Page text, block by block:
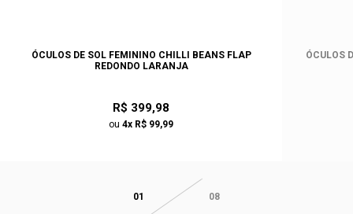
ÓCULOS DE SOL FEMININO CHILLI BEANS FLAP
REDONDO LARANJA
R$ 399,98
ou 4x R$ 99,99
ÓCULOS
01 08